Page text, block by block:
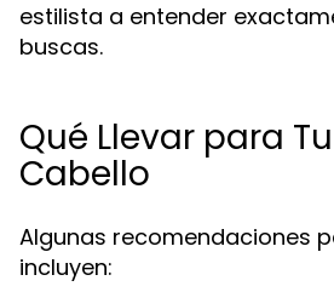
estilista a entender
buscas.
Qué Llevar para
Cabello
Algunas recomendaciones
incluyen: